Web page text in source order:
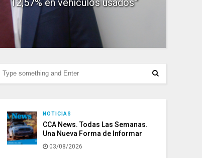
12,57% en vehículos usados”
NOTICIAS
CCA News. Todas Las Semanas.
Una Nueva Forma de Informar
03/08/2026